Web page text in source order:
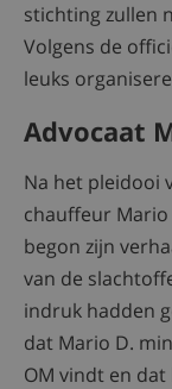
stichting zullen
Volgens de
leuks
Advocaat
Na het pleidooi
chauffeur
begon zijn
van de
indruk hadden
dat Mario D.
OM vindt en dat